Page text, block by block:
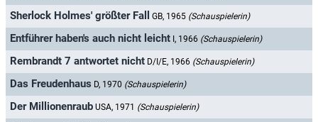
Sherlock Holmes' größter Fall GB, 1965 (Schauspielerin)
Entführer haben's auch nicht leicht I, 1966 (Schauspielerin)
Rembrandt 7 antwortet nicht D/I/E, 1966 (Schauspielerin)
Das Freudenhaus D, 1970 (Schauspielerin)
Der Millionenraub USA, 1971 (Schauspielerin)